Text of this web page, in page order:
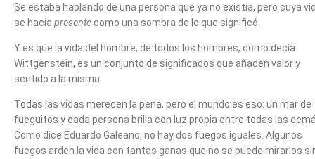
Se estaba hablando de una persona que ya no existía, pero cuya
se hacia presente como una sombra de lo que significó.
Y es que la vida del hombre, de todos los hombres, como decía
Wittgenstein, es un conjunto de significados que añaden valor y
sentido a la misma.
Todas las vidas merecen la pena, pero el mundo es eso: un mar de
fueguitos y cada persona brilla con luz propia entre todas las
Como dice Eduardo Galeano, no hay dos fuegos iguales. Algunos
fuegos arden la vida con tantas ganas que no se puede mirarlos